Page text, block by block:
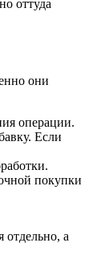
оттуда
они
операции.
Если
покупки
отдельно, а